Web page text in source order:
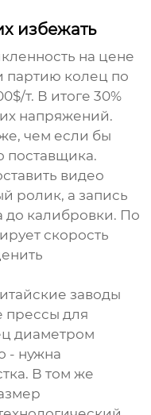
избежать
на цене
партию колец по
т. В итоге 30%
напряжений.
чем если бы
поставщика.
видео
ролик, а запись
до калибровки. По
скорость
заводы
прессы для
диаметром
- нужна
В том же